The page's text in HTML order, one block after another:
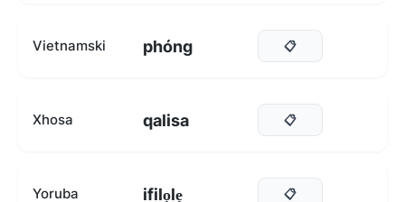
Vietnamski phóng 📋
Xhosa qalisa 📋
Yoruba ifilọlẹ 📋